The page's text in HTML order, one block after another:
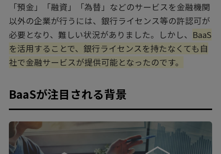
「預金」「融資」「為替」などのサービスを金融機関
以外の企業が行うには、銀行ライセンス等の許認可が
必要となり、難しい状況がありました。しかし、 BaaS
を活用することで、銀行ライセンスを持たなくても自
社で金融サービスが提供可能となったのです。
BaaSが注目される背景